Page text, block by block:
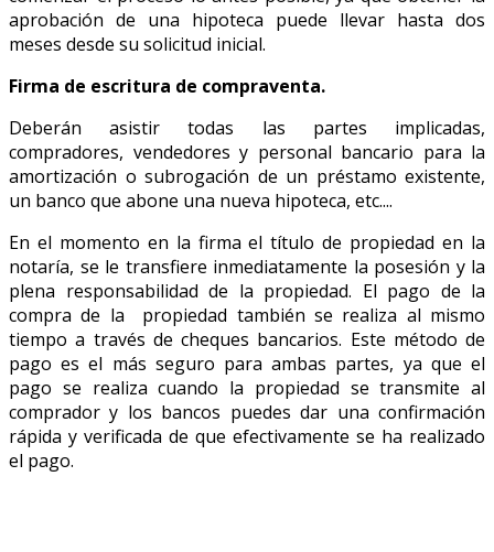
aprobación de una hipoteca puede llevar hasta dos
meses desde su solicitud inicial.
Firma de escritura de compraventa.
Deberán asistir todas las partes implicadas,
compradores, vendedores y personal bancario para la
amortización o subrogación de un préstamo existente,
un banco que abone una nueva hipoteca, etc....
En el momento en la firma el título de propiedad en la
notaría, se le transfiere inmediatamente la posesión y la
plena responsabilidad de la propiedad. El pago de la
compra de la propiedad también se realiza al mismo
tiempo a través de cheques bancarios. Este método de
pago es el más seguro para ambas partes, ya que el
pago se realiza cuando la propiedad se transmite al
comprador y los bancos puedes dar una confirmación
rápida y verificada de que efectivamente se ha realizado
el pago.